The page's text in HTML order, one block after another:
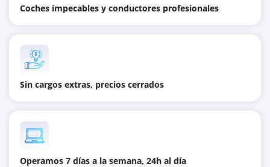
Coches impecables y conductores profesionales
Sin cargos extras, precios cerrados
Operamos 7 días a la semana, 24h al día